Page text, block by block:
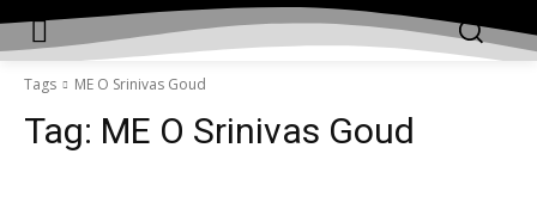
Tags ME O Srinivas Goud
Tag: ME O Srinivas Goud